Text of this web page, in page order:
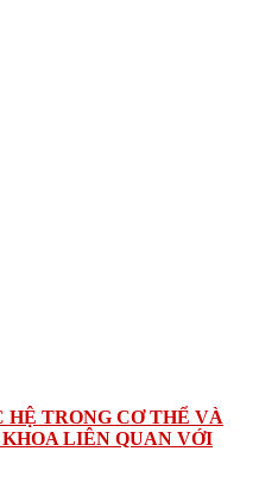
HỆ TRONG CƠ THỂ VÀ
LIÊN QUAN VỚI